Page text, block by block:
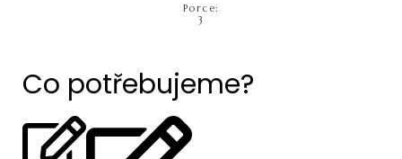
Porce:
3
Co potřebujeme?